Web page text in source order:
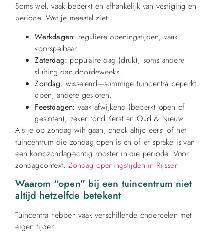
Soms wel, vaak beperkt en afhankelijk van vestiging en
periode. Wat je meestal ziet:
Werkdagen: reguliere openingstijden, vaak
voorspelbaar.
Zaterdag: populaire dag (druk), soms andere
sluiting dan doordeweeks.
Zondag: wisselend—sommige tuincentra beperkt
open, andere gesloten.
Feestdagen: vaak afwijkend (beperkt open of
gesloten), zeker rond Kerst en Oud & Nieuw.
Als je op zondag wilt gaan, check altijd eerst of het
tuincentrum die zondag open is en of er sprake is van
een koopzondag-achtig rooster in die periode. Voor
zondagcontext:Zondag openingstijden in Rijssen
Waarom “open” bij een tuincentrum niet
altijd hetzelfde betekent
Tuincentra hebben vaak verschillende onderdelen met
eigen tijden: